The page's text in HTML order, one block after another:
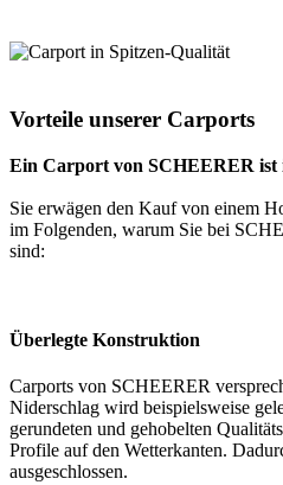
Vorteile unserer Carports
Ein Carport von SCHEERER ist
Sie erwägen den Kauf von einem
im Folgenden, warum Sie bei
sind:
Überlegte Konstruktion
Carports von SCHEERER
Niderschlag wird beispielsweise
gerundeten und gehobelten
Profile auf den Wetterkanten.
ausgeschlossen.